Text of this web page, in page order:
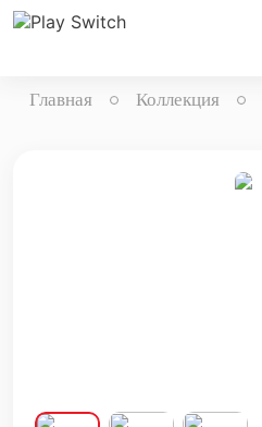
Главная Коллекция